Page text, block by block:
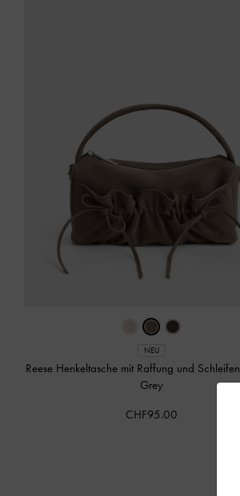
NEU
Reese Henkeltasche mit Raffung und Schleifen
Grey
CHF95.00